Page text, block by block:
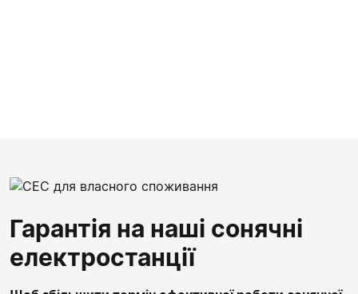
Гарантія на наші сонячні
електростанції